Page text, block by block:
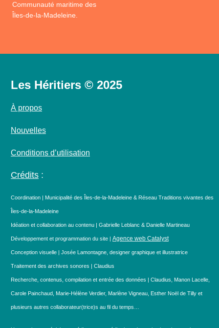
Communauté maritime des
Îles-de-la-Madeleine.
Les Héritiers © 2025
À propos
Nouvelles
Conditions d’utilisation
Crédits :
Coordination | Municipalité des Îles-de-la-Madeleine & Réseau Traditions vivantes des
Îles-de-la-Madeleine
Idéation et collaboration au contenu | Gabrielle Leblanc & Danielle Martineau
Développement et programmation du site | Agence web Catalyst
Conception visuelle | Josée Lamontagne, designer graphique et illustratrice
Traitement des archives sonores | Claudius
Recherche, contenus, compilation et entrée des données | Claudius, Manon Lacelle,
Carole Painchaud, Marie-Hélène Verdier, Marlène Vigneau, Esther Noël de Tilly et
plusieurs autres collaborateur(trice)s au fil du temps…